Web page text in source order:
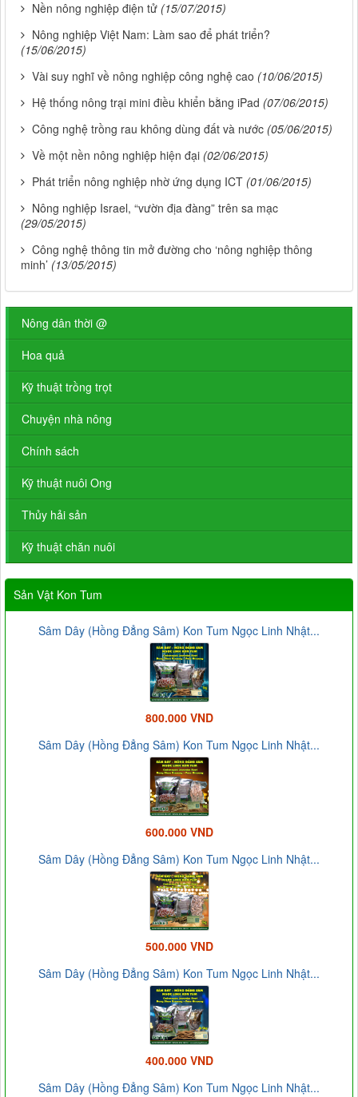
Nền nông nghiệp điện tử (15/07/2015)
Nông nghiệp Việt Nam: Làm sao để phát triển?
(15/06/2015)
Vài suy nghĩ về nông nghiệp công nghệ cao (10/06/2015)
Hệ thống nông trại mini điều khiển bằng iPad (07/06/2015)
Công nghệ trồng rau không dùng đất và nước (05/06/2015)
Về một nền nông nghiệp hiện đại (02/06/2015)
Phát triển nông nghiệp nhờ ứng dụng ICT (01/06/2015)
Nông nghiệp Israel, “vườn địa đàng” trên sa mạc
(29/05/2015)
Công nghệ thông tin mở đường cho ‘nông nghiệp thông
minh’ (13/05/2015)
Nông dân thời @
Hoa quả
Kỹ thuật trồng trọt
Chuyện nhà nông
Chính sách
Kỹ thuật nuôi Ong
Thủy hải sản
Kỹ thuật chăn nuôi
Sản Vật Kon Tum
Sâm Dây (Hồng Đẳng Sâm) Kon Tum Ngọc Linh Nhật...
800.000 VND
Sâm Dây (Hồng Đẳng Sâm) Kon Tum Ngọc Linh Nhật...
600.000 VND
Sâm Dây (Hồng Đẳng Sâm) Kon Tum Ngọc Linh Nhật...
500.000 VND
Sâm Dây (Hồng Đẳng Sâm) Kon Tum Ngọc Linh Nhật...
400.000 VND
Sâm Dây (Hồng Đẳng Sâm) Kon Tum Ngọc Linh Nhật...